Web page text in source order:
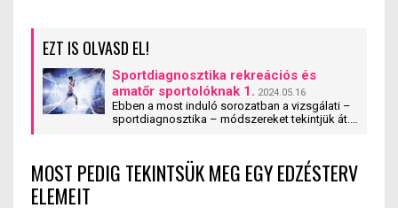
EZT IS OLVASD EL!
Sportdiagnosztika rekreációs és
amatőr sportolóknak 1. 2024.05.16
Ebben a most induló sorozatban a vizsgálati –
sportdiagnosztika – módszereket tekintjük át.
MOST PEDIG TEKINTSÜK MEG EGY EDZÉSTERV
ELEMEIT